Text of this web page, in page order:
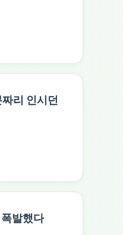
리 인시던
발했다